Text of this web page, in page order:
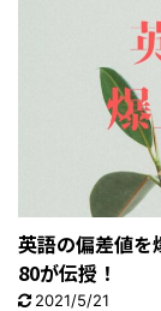
英語の偏差値を
80が伝授！
2021/5/21